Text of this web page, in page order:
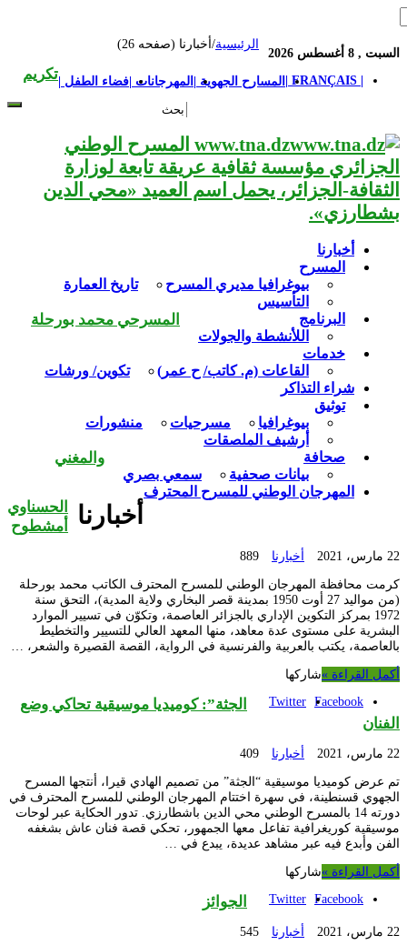
السبت , 8 أغسطس 2026
المسارح الجهوية | المهرجانات | فضاء الطفل |
www.tna.dz المسرح الوطني
الجزائري مؤسسة ثقافية عريقة تابعة لوزارة
الثقافة-الجزائر، يحمل اسم العميد «محي الدين
بشطارزي».
أخبارنا
المسرح
بيوغرافيا مديري المسرح
تاريخ العمارة
التأسيس
البرنامج
اللأنشطة والجولات
خدمات
القاعات (م. كاتب/ ح عمر)
تكوين/ ورشات
شراء التذاكر
توثيق
بيوغرافيا
مسرحيات
منشورات
أرشيف الملصقات
صحافة
بيانات صحفية
سمعي بصري
المهرجان الوطني للمسرح المحترف
الرئيسية/ أخبارنا (صفحه 26)
أخبارنا
تكريم
المسرحي محمد بورحلة
والمغني
الحسناوي
أمشطوح
22 مارس، 2021 أخبارنا 889
كرمت محافظة المهرجان الوطني للمسرح المحترف الكاتب محمد بورحلة
(من مواليد 27 أوت 1950 بمدينة قصر البخاري ولاية المدية)، التحق سنة
1972 بمركز التكوين الإداري بالجزائر العاصمة، وتكوّن في تسيير الموارد
البشرية على مستوى عدة معاهد، منها المعهد العالي للتسيير والتخطيط
بالعاصمة، يكتب بالعربية والفرنسية في الرواية، القصة القصيرة والشعر، …
أكمل القراءة »شاركها
Facebook
Twitter
الجثة”: كوميديا موسيقية تحاكي وضع
الفنان
22 مارس، 2021 أخبارنا 409
تم عرض كوميديا موسيقية “الجثة” من تصميم الهادي قيرا، أنتجها المسرح
الجهوي قسنطينة، في سهرة اختتام المهرجان الوطني للمسرح المحترف في
دورته 14 بالمسرح الوطني محي الدين باشطارزي. تدور الحكاية عبر لوحات
موسيقية كوريغرافية تفاعل معها الجمهور، تحكي قصة فنان عاش بشغفه
الفن وأبدع فيه عبر مشاهد عديدة، يبدع في …
أكمل القراءة »شاركها
Facebook
Twitter الجوائز
22 مارس، 2021 أخبارنا 545